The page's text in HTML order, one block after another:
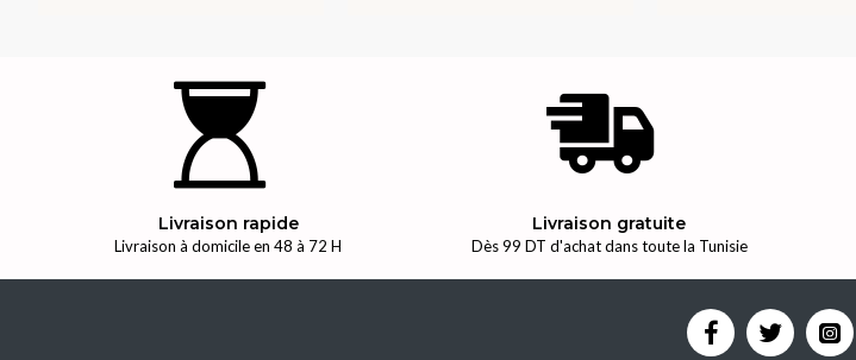
Livraison rapide
Livraison à domicile en 48 à 72 H
Livraison gratuite
Dès 99 DT d'achat dans toute la Tunisie